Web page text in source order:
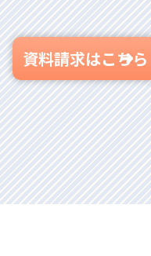
資料請求はこちら